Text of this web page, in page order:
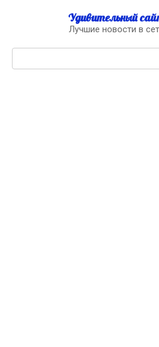
Удивительный
Лучшие новости в